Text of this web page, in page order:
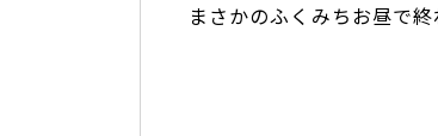
まさかのふくみちお昼で